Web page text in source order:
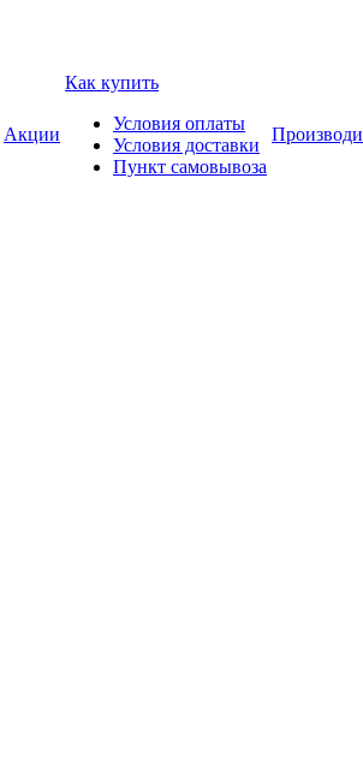
Акции
Как купить
Условия оплаты
Условия доставки
Пункт самовывоза